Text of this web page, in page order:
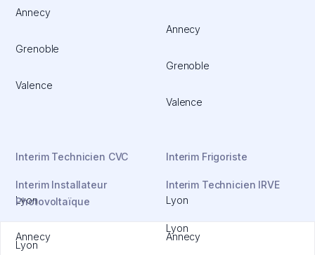
Annecy
Grenoble
Valence
Annecy
Grenoble
Valence
Interim Technicien CVC
Lyon
Annecy
Interim Frigoriste
Lyon
Annecy
Interim Installateur
Photovoltaïque
Lyon
Interim Technicien IRVE
Lyon